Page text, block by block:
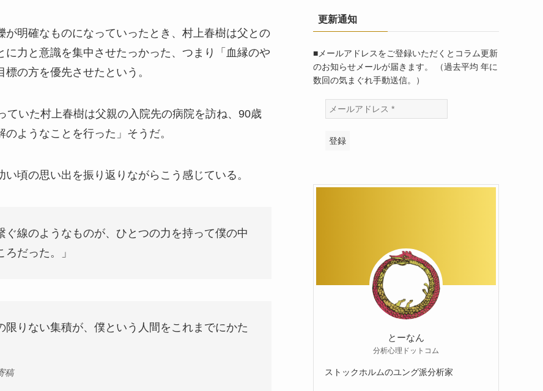
明確なものになっていったとき、村上春樹は父との
力と意識を集中させたっかった、つまり「血縁のや
の方を優先させたという。
ていた村上春樹は父親の入院先の病院を訪ね、90歳
ようなことを行った」そうだ。
頃の思い出を振り返りながらこう感じている。
ぐ線のようなものが、ひとつの力を持って僕の中
だった。」
限りない集積が、僕という人間をこれまでにかた
稿
更新通知
■メールアドレスをご登録いただくとコラム更新
のお知らせメールが届きます。 （過去平均 年に
数回の気まぐれ手動送信。）
とーなん
分析心理ドットコム
ストックホルムのユング派分析家